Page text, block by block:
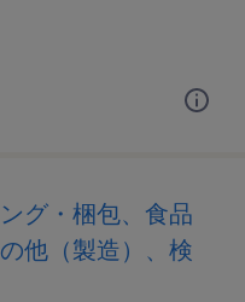
グ・梱包、食品
他（製造）、検